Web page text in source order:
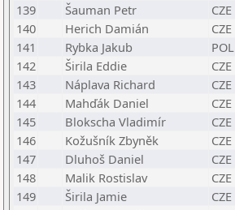
139
Šauman Petr CZE
140
Herich Damián CZE
141
Rybka Jakub POL
142
Širila Eddie CZE
143
Náplava Richard CZE
144
Mahďák Daniel CZE
145
Blokscha Vladimír CZE
146
Kožušník Zbyněk CZE
147
Dluhoš Daniel CZE
148
Malik Rostislav CZE
149
Širila Jamie CZE